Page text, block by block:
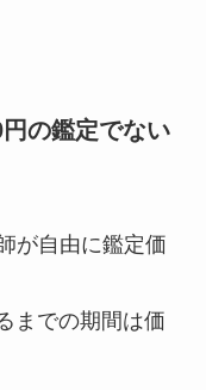
の鑑定でない
が自由に鑑定価
までの期間は価